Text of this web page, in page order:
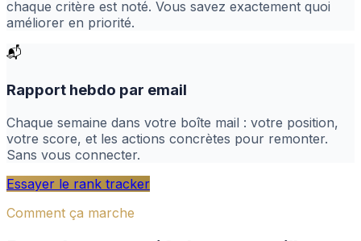
chaque critère est noté. Vous savez exactement quoi
améliorer en priorité.
📬
Rapport hebdo par email
Chaque semaine dans votre boîte mail : votre position,
votre score, et les actions concrètes pour remonter.
Sans vous connecter.
Essayer le rank tracker
Comment ça marche